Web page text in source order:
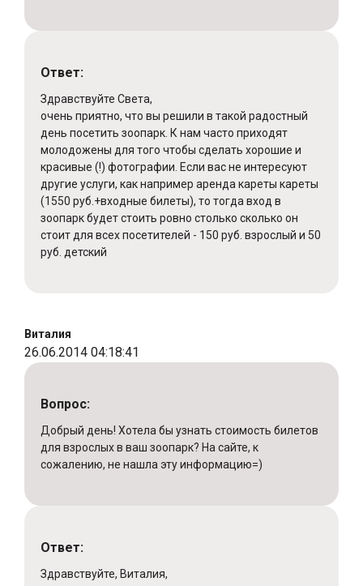
Ответ:
Здравствуйте Света,
очень приятно, что вы решили в такой радостный
день посетить зоопарк. К нам часто приходят
молодожены для того чтобы сделать хорошие и
красивые (!) фотографии. Если вас не интересуют
другие услуги, как например аренда кареты кареты
(1550 руб.+входные билеты), то тогда вход в
зоопарк будет стоить ровно столько сколько он
стоит для всех посетителей - 150 руб. взрослый и 50
руб. детский
Виталия
26.06.2014 04:18:41
Вопрос:
Добрый день! Хотела бы узнать стоимость билетов
для взрослых в ваш зоопарк? На сайте, к
сожалению, не нашла эту информацию=)
Ответ:
Здравствуйте, Виталия,